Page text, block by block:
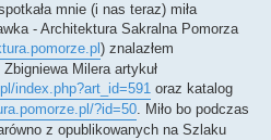
mnie (i nas teraz) miła
- Architektura Sakralna Pomorza
) znalazłem
Milera artykuł
index.php?art_id=591 oraz katalog
?id=50. Miło bo podczas
z opublikowanych na Szlaku